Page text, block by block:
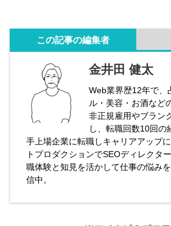
この記事の編集者
金井田 健太
Web業界歴12年で、
ル・美容・お酒など
非正規雇用やブラン
し、転職回数10回の
手上場企業に転職しキャリアアップ
トプロダクションでSEOディレクタ
職体験と知見を活かして仕事の悩み
信中。